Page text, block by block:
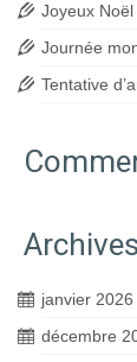
Joyeux Noël
Journée
Tentative
Archives
janvier 2026
décembre